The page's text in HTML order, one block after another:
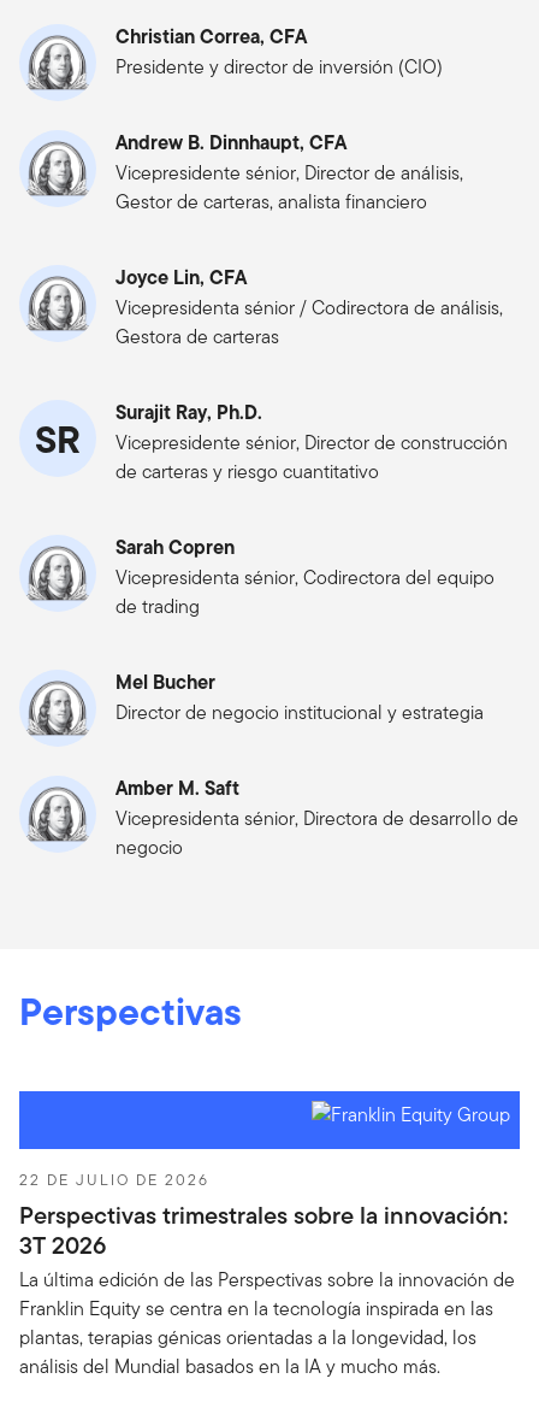
Christian Correa, CFA
Presidente y director de inversión (CIO)
Andrew B. Dinnhaupt, CFA
Vicepresidente sénior, Director de análisis,
Gestor de carteras, analista financiero
Joyce Lin, CFA
Vicepresidenta sénior / Codirectora de análisis,
Gestora de carteras
SR Surajit Ray, Ph.D.
Vicepresidente sénior, Director de construcción
de carteras y riesgo cuantitativo
Sarah Copren
Vicepresidenta sénior, Codirectora del equipo
de trading
Mel Bucher
Director de negocio institucional y estrategia
Amber M. Saft
Vicepresidenta sénior, Directora de desarrollo de
negocio
Perspectivas
22 DE JULIO DE 2026
Perspectivas trimestrales sobre la innovación:
3T 2026
La última edición de las Perspectivas sobre la innovación de
Franklin Equity se centra en la tecnología inspirada en las
plantas, terapias génicas orientadas a la longevidad, los
análisis del Mundial basados en la IA y mucho más.